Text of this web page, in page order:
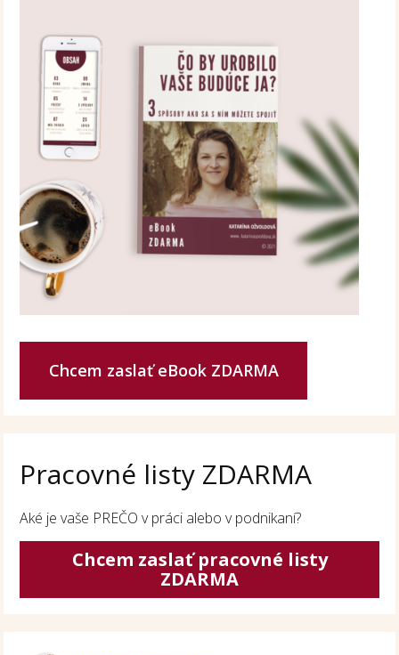
Chcem zaslať eBook ZDARMA
Pracovné listy ZDARMA
Aké je vaše PREČO v práci alebo v podnikaní?
Chcem zaslať pracovné listy
ZDARMA